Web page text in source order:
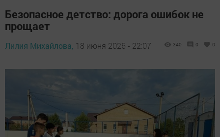
Безопасное детство: дорога ошибок не
прощает
Лилия Михайлова, 18 июня 2026 - 22:07 340 0 0